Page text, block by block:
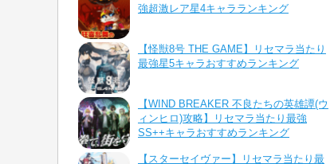
強超激レア星4キャラランキング
【怪獣8号 THE GAME】リセマラ当たり
最強星5キャラおすすめランキング
【WIND BREAKER 不良たちの英雄譚(ウ
ィンヒロ)攻略】リセマラ当たり最強
SS++キャラおすすめランキング
【スターセイヴァー】リセマラ当たり最